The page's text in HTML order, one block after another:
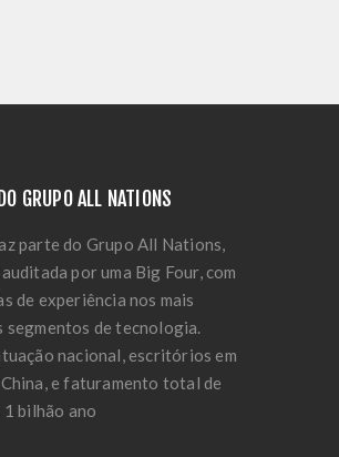
GRUPO ALL NATIONS
parte do Grupo All Nations,
por uma Big Four, com
de experiência nos mais
segmentos de tecnologia.
nacional, escritórios em
e faturamento total de
1 bilhão ano